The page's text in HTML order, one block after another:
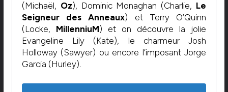
(Michaël, Oz), Dominic Monaghan (Charlie, Le
Seigneur des Anneaux) et Terry O’Quinn
(Locke, MillenniuM) et on découvre la jolie
Evangeline Lily (Kate), le charmeur Josh
Holloway (Sawyer) ou encore l’imposant Jorge
Garcia (Hurley).